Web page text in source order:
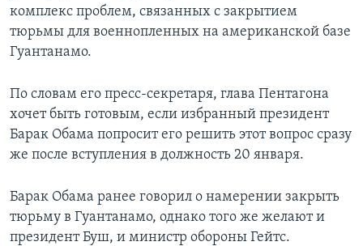
НЬЮ-ЙОРК NEW YORK
АМЕРИКА. БОЛЬШОЕ ПУТЕШЕСТВИЕ
ТЕСТЫ
ВИДЕО
ПОДПИСКА НА НОВОСТИ
СОЦИАЛЬНЫЕ СЕТИ
Языки
комплекс проблем, связанных с закрытием
тюрьмы для военнопленных на американской базе
Гуантанамо.
По словам его пресс-секретаря, глава Пентагона
хочет быть готовым, если избранный президент
Барак Обама попросит его решить этот вопрос сразу
же после вступления в должность 20 января.
Барак Обама ранее говорил о намерении закрыть
тюрьму в Гуантанамо, однако того же желают и
президент Буш, и министр обороны Гейтс.